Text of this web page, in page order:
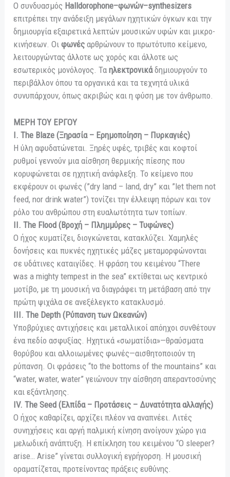
Ο συνδυασμός Halldorophone–φωνών–synthesizers
επιτρέπει την ανάδειξη μεγάλων ηχητικών όγκων και την
δημιουργία εξαιρετικά λεπτών μουσικών υφών και μικρο-
κινήσεων. Οιφωνέςαρθρώνουν το πρωτότυπο κείμενο,
λειτουργώντας άλλοτε ως χορός και άλλοτε ως
εσωτερικός μονόλογος. Τα ηλεκτρονικάδημιουργούν το
περιβάλλον όπου τα οργανικά και τα τεχνητά υλικά
συνυπάρχουν, όπως ακριβώς και η φύση με τον άνθρωπο.
ΜΕΡΗ ΤΟΥ ΕΡΓΟΥ
I. The Blaze (Ξηρασία – Ερημοποίηση – Πυρκαγιές)
Η ύλη αφυδατώνεται. Ξηρές υφές, τριβές και κοφτοί
ρυθμοί γεννούν μια αίσθηση θερμικής πίεσης που
κορυφώνεται σε ηχητική ανάφλεξη. Το κείμενο που
εκφέρουν οι φωνές (”dry land – land, dry” και ”let them not
feed, nor drink water”) τονίζει την έλλειψη πόρων και τον
ρόλο του ανθρώπου στη ευαλωτότητα των τοπίων.
II. The Flood (Βροχή – Πλημμύρες – Τυφώνες)
Ο ήχος κυματίζει, διογκώνεται, κατακλύζει. Χαμηλές
δονήσεις και πυκνές ηχητικές μάζες μεταμορφώνονται
σε υδάτινες καταιγίδες. Η φράση του κειμένου “There
was a mighty tempest in the sea” εκτίθεται ως κεντρικό
μοτίβο, με τη μουσική να διαγράφει τη μετάβαση από την
πρώτη ψιχάλα σε ανεξέλεγκτο κατακλυσμό.
III. The Depth (Ρύπανση των Ωκεανών)
Υποβρύχιες αντιχήσεις και μεταλλικοί απόηχοι συνθέτουν
ένα πεδίο ασφυξίας. Ηχητικά «σωματίδια»—θραύσματα
θορύβου και αλλοιωμένες φωνές—αισθητοποιούν τη
ρύπανση. Οι φράσεις “to the bottoms of the mountains” και
“water, water, water” γειώνουν την αίσθηση απεραντοσύνης
και εξάντλησης.
IV. The Seed (Ελπίδα – Προτάσεις – Δυνατότητα αλλαγής)
Ο ήχος καθαρίζει, αρχίζει πλέον να αναπνέει. Λιτές
συνηχήσεις και αργή παλμική κίνηση ανοίγουν χώρο για
μελωδική ανάπτυξη. Η επίκληση του κειμένου “O sleeper?
arise… Arise” γίνεται συλλογική εγρήγορση. Η μουσική
οραματίζεται, προτείνοντας πράξεις ευθύνης.